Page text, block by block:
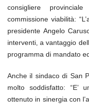
consigliere
commissione viabilità:
presidente Angelo
interventi, a vantaggio
programma di mandato
Anche il sindaco di San
molto soddisfatto: “E’
ottenuto in sinergia con